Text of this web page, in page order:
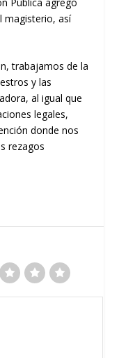
magisterio, así
trabajamos de la
y las
al igual que
legales,
donde nos
rezagos